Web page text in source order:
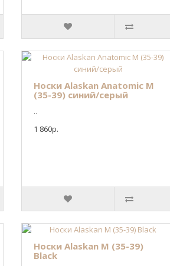
Носки Alaskan Anatomic M
(35-39) синий/серый
..
1 860р.
Носки Alaskan M (35-39)
Black